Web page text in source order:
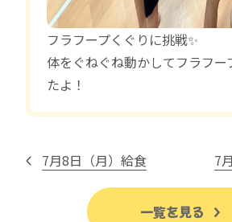
フラフープくぐりに挑戦✨
体をぐねぐね動かしてフラフー
たよ！
7月8日（月）給食 7
一覧を見る